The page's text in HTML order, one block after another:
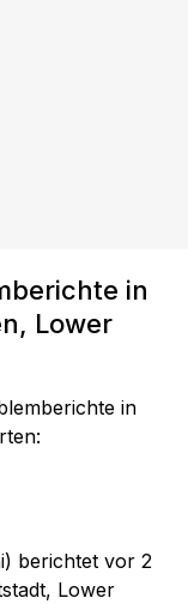
in
Lower
in
berichtet vor 2
Lower